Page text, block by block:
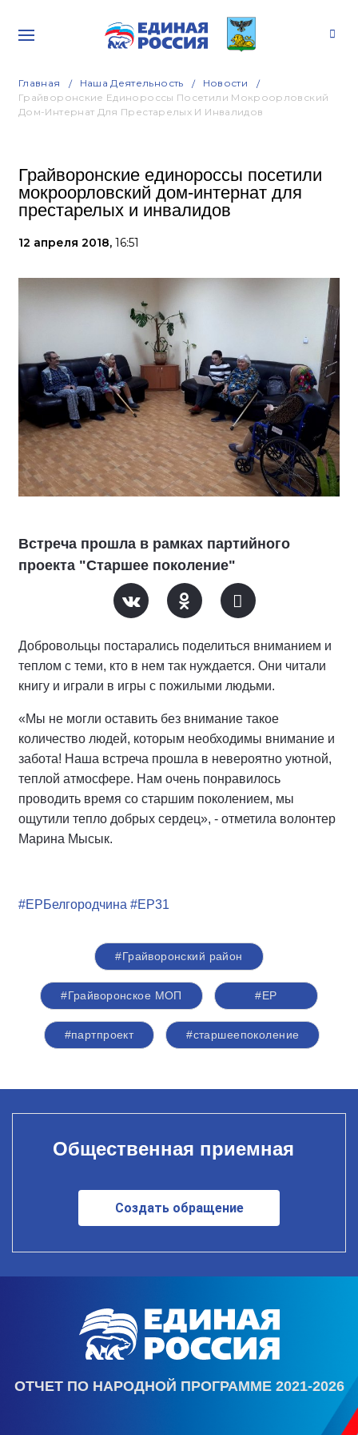
Главная Наша Деятельность
Новости
Грайворонские Единороссы Посетили Мокроорловский
Дом-Интернат Для Престарелых И Инвалидов
Грайворонские единороссы посетили
мокроорловский дом-интернат для
престарелых и инвалидов
12 апреля 2018, 16:51
Встреча прошла в рамках партийного
проекта "Старшее поколение"
Добровольцы постарались поделиться вниманием и
теплом с теми, кто в нем так нуждается. Они читали
книгу и играли в игры с пожилыми людьми.
«Мы не могли оставить без внимание такое
количество людей, которым необходимы внимание и
забота! Наша встреча прошла в невероятно уютной,
теплой атмосфере. Нам очень понравилось
проводить время со старшим поколением, мы
ощутили тепло добрых сердец», - отметила волонтер
Марина Мысык.
#ЕРБелгородчина #ЕР31
#Грайворонский район
#Грайворонское МОП #ЕР
#партпроект #старшеепоколение
Общественная приемная
Создать обращение
ОТЧЕТ ПО НАРОДНОЙ ПРОГРАММЕ 2021-2026